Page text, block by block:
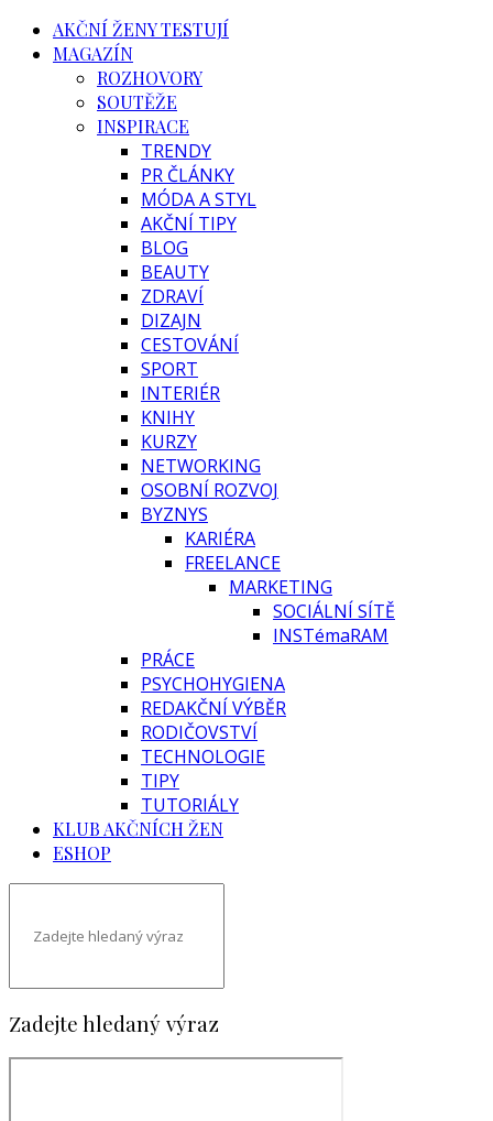
AKČNÍ ŽENY TESTUJÍ
MAGAZÍN
ROZHOVORY
SOUTĚŽE
INSPIRACE
TRENDY
PR ČLÁNKY
MÓDA A STYL
AKČNÍ TIPY
BLOG
BEAUTY
ZDRAVÍ
DIZAJN
CESTOVÁNÍ
SPORT
INTERIÉR
KNIHY
KURZY
NETWORKING
OSOBNÍ ROZVOJ
BYZNYS
KARIÉRA
FREELANCE
MARKETING
SOCIÁLNÍ SÍTĚ
INSTémaRAM
PRÁCE
PSYCHOHYGIENA
REDAKČNÍ VÝBĚR
RODIČOVSTVÍ
TECHNOLOGIE
TIPY
TUTORIÁLY
KLUB AKČNÍCH ŽEN
ESHOP
Zadejte hledaný výraz